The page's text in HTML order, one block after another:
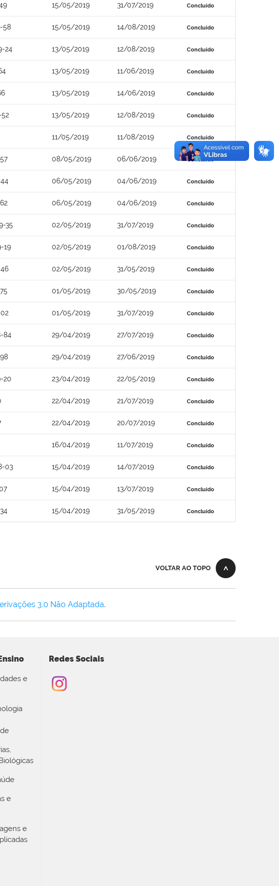
15/05/2019 31/07/2019 Concluído
58 15/05/2019 14/08/2019 Concluído
24 13/05/2019 12/08/2019 Concluído
13/05/2019 11/06/2019 Concluído
13/05/2019 14/06/2019 Concluído
13/05/2019 12/08/2019 Concluído
11/05/2019 11/08/2019 Concluído
08/05/2019 06/06/2019 Concluído
06/05/2019 04/06/2019 Concluído
06/05/2019 04/06/2019 Concluído
35 02/05/2019 31/07/2019 Concluído
19 02/05/2019 01/08/2019 Concluído
02/05/2019 31/05/2019 Concluído
01/05/2019 30/05/2019 Concluído
01/05/2019 31/07/2019 Concluído
84 29/04/2019 27/07/2019 Concluído
29/04/2019 27/06/2019 Concluído
20 23/04/2019 22/05/2019 Concluído
22/04/2019 21/07/2019 Concluído
22/04/2019 20/07/2019 Concluído
16/04/2019 11/07/2019 Concluído
03 15/04/2019 14/07/2019 Concluído
15/04/2019 13/07/2019 Concluído
15/04/2019 31/05/2019 Concluído
VOLTAR AO TOPO
3.0 Não Adaptada.
e
e
e
Redes Sociais